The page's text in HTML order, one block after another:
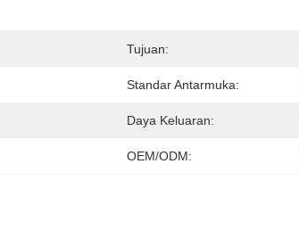
Tujuan:
Standar Antarmuka:
Daya Keluaran:
OEM/ODM: